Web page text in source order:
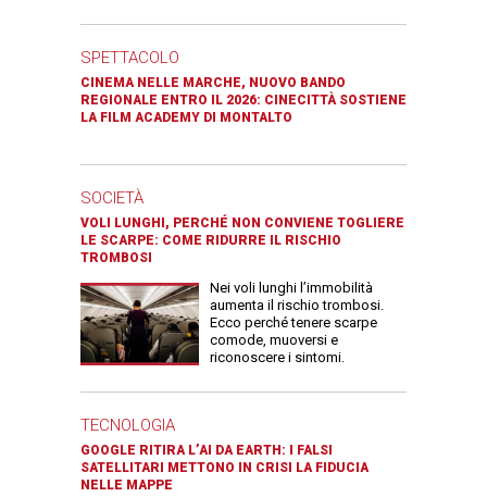
SPETTACOLO
CINEMA NELLE MARCHE, NUOVO BANDO
REGIONALE ENTRO IL 2026: CINECITTÀ SOSTIENE
LA FILM ACADEMY DI MONTALTO
SOCIETÀ
VOLI LUNGHI, PERCHÉ NON CONVIENE TOGLIERE
LE SCARPE: COME RIDURRE IL RISCHIO
TROMBOSI
Nei voli lunghi l’immobilità
aumenta il rischio trombosi.
Ecco perché tenere scarpe
comode, muoversi e
riconoscere i sintomi.
TECNOLOGIA
GOOGLE RITIRA L’AI DA EARTH: I FALSI
SATELLITARI METTONO IN CRISI LA FIDUCIA
NELLE MAPPE